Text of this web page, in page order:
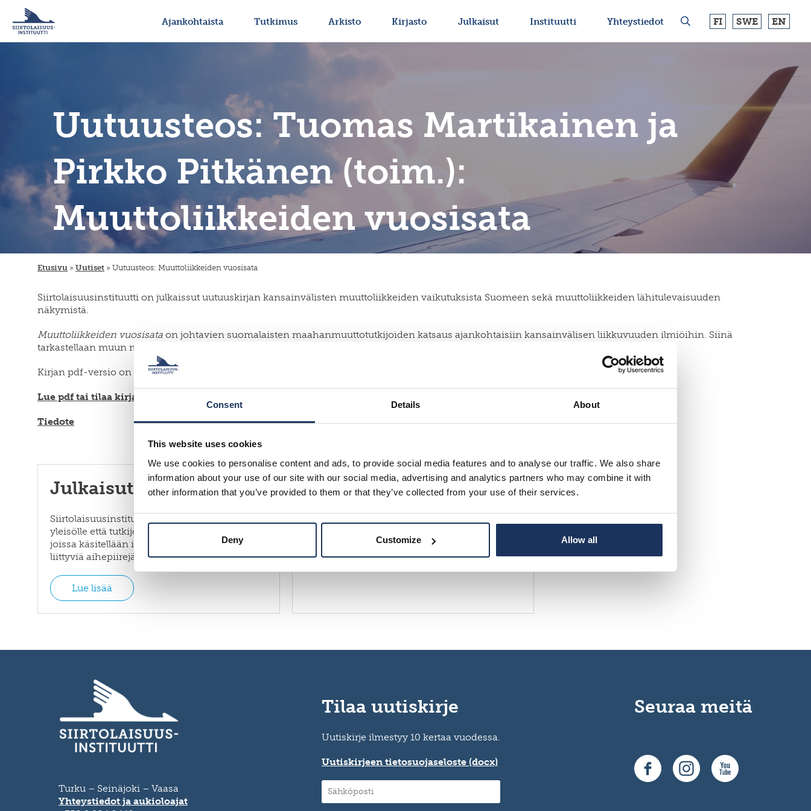
Consent Details About
This website uses cookies
We use cookies to personalise content and ads, to provide social media features and to analyse our traffic. We also share
information about your use of our site with our social media, advertising and analytics partners who may combine it with
other information that you’ve provided to them or that they’ve collected from your use of their services.
Deny Customize Allow all
Ajankohtaista Tutkimus Arkisto Kirjasto Julkaisut Instituutti Yhteystiedot FI SWE EN
Uutuusteos: Tuomas Martikainen ja
Pirkko Pitkänen (toim.):
Muuttoliikkeiden vuosisata
Etusivu » Uutiset » Uutuusteos: Muuttoliikkeiden vuosisata
Siirtolaisuusinstituutti on julkaissut uutuuskirjan kansainvälisten muuttoliikkeiden vaikutuksista Suomeen sekä muuttoliikkeiden lähitulevaisuuden
näkymistä.
Muuttoliikkeiden vuosisata on johtavien suomalaisten maahanmuuttotutkijoiden katsaus ajankohtaisiin kansainvälisen liikkuvuuden ilmiöihin. Siinä
tarkastellaan muun muassa väestöllisiä muutoksia, maahanmuuttopolitiikkaa, työvoiman liikkuvuutta ja ilmastonmuutosta.
Kirjan pdf-versio on vapaasti luettavissa verkkosivuillamme. Kirjaa voi tilata verkkokaupastamme 25 € hintaan.
Lue pdf tai tilaa kirja
Tiedote
Julkaisut
Siirtolaisuusinstituutti julkaisee sekä laajalle
yleisölle että tutkijoille suunnattuja julkaisuja,
joissa käsitellään instituutin toimenkuvaan
liittyviä aihepiirejä. Näitä ovat…
Lue lisää
Verkkokauppa
Turku – Seinäjoki – Vaasa
Yhteystiedot ja aukioloajat
Tilaa uutiskirje
Uutiskirje ilmestyy 10 kertaa vuodessa.
Uutiskirjeen tietosuojaseloste (docx)
Seuraa meitä